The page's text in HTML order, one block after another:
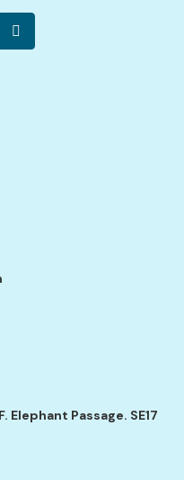
Elephant Passage. SE17